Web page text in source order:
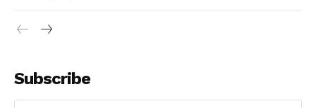
Subscribe